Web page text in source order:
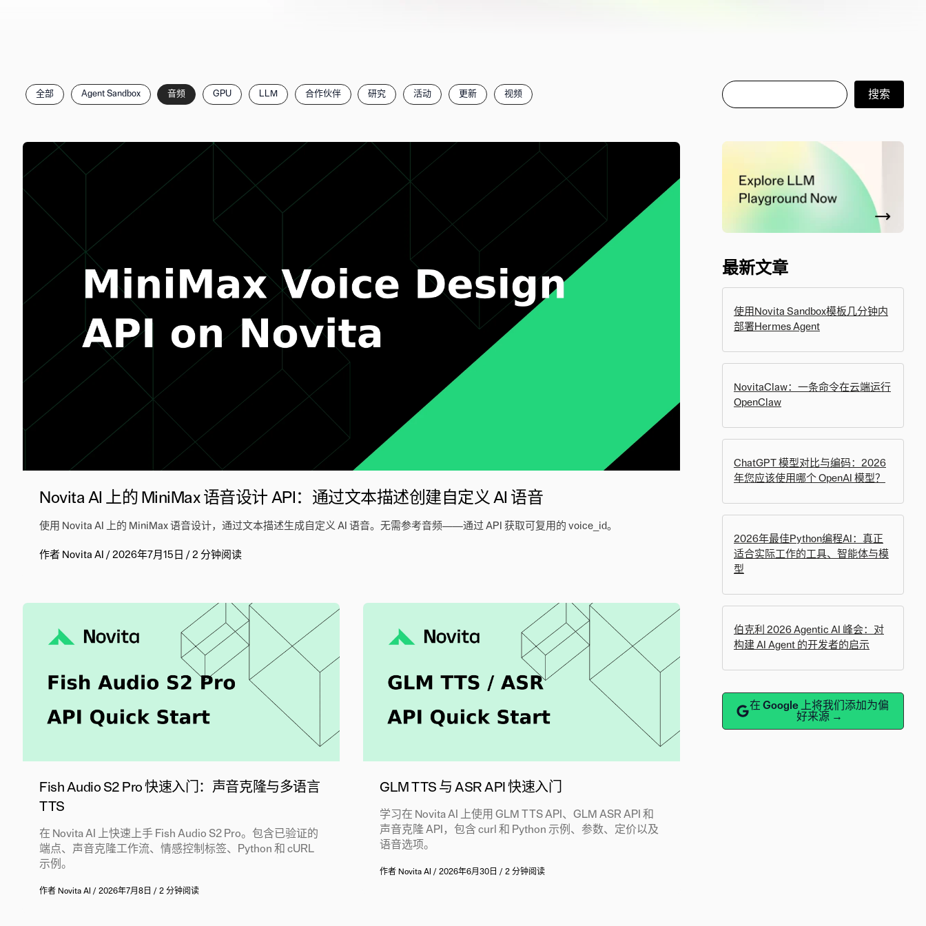
按
分
文
章
全部 Agent Sandbox 音频 GPU LLM 合作伙伴 研究 活动 更新 视频
Novita AI 上的 MiniMax 语音设计 API：通过文本描述创建自定义 AI 语音
使用 Novita AI 上的 MiniMax 语音设计，通过文本描述生成自定义 AI 语音。无需参考音频——通过 API 获取可复用的 voice_id。
作者 Novita AI / 2026年7月15日 / 2 分钟阅读
Fish Audio S2 Pro 快速入门：声音克隆与多语言
TTS
在 Novita AI 上快速上手 Fish Audio S2 Pro。包含已验证的
端点、声音克隆工作流、情感控制标签、Python 和 cURL
示例。
作者 Novita AI / 2026年7月8日 / 2 分钟阅读
GLM TTS 与 ASR API 快速入门
学习在 Novita AI 上使用 GLM TTS API、GLM ASR API 和
声音克隆 API，包含 curl 和 Python 示例、参数、定价以及
语音选项。
作者 Novita AI / 2026年6月30日 / 2 分钟阅读
搜索
搜索
最新文章
使用Novita Sandbox模板几分钟内
部署Hermes Agent
NovitaClaw：一条命令在云端运行
OpenClaw
ChatGPT 模型对比与编码：2026
年您应该使用哪个 OpenAI 模型？
2026年最佳Python编程AI：真正
适合实际工作的工具、智能体与模
型
伯克利 2026 Agentic AI 峰会：对
构建 AI Agent 的开发者的启示
在 Google 上将我们添加为偏
好来源 →